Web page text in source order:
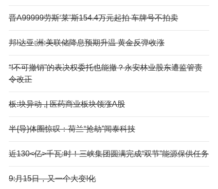
晋A99999劳斯‘莱’斯154.4万元起拍 车牌号不拍卖
邦!达亚;洲:美联储降息预期升温 黄金反弹收涨
“!不可撤销”的表决权委托也能撤？永安林业股东遭监管责
令改正
板:块异动 ,| 医药商业板块领涨A股
半{导}体圈惊叹：荷兰“抢劫”闻泰科技
近130<亿>千瓦:时！三峡集团圆满完成“双节”能源保供任务
9:月15日，又一个大变!化